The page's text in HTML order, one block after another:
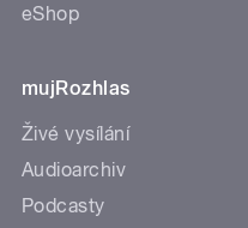
eShop
mujRozhlas
Živé vysílání
Audioarchiv
Podcasty